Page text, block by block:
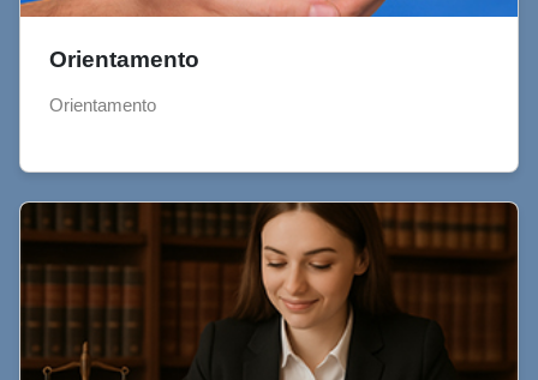
Orientamento
Orientamento